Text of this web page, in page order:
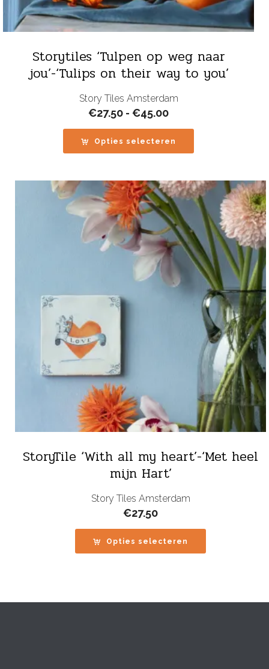
Storytiles ‘Tulpen op weg naar
jou’-‘Tulips on their way to you’
Story Tiles Amsterdam
€27.50 - €45.00Prijsklasse:
tot
€45.00
Opties selecteren
StoryTile ‘With all my heart’-‘Met heel
mijn Hart’
Story Tiles Amsterdam
€27.50
Opties selecteren